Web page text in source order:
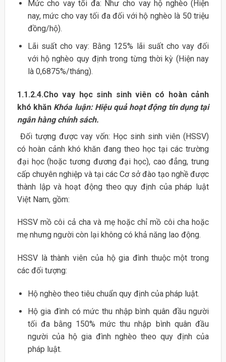
Mức cho vay tối đa: Như cho vay hộ nghèo (Hiện
nay, mức cho vay tối đa đối với hộ nghèo là 50 triệu
đồng/hộ).
Lãi suất cho vay: Bằng 125% lãi suất cho vay đối
với hộ nghèo quy định trong từng thời kỳ (Hiện nay
là 0,6875%/tháng).
1.1.2.4.Cho vay học sinh sinh viên có hoàn cảnh
khó khăn Khóa luận: Hiệu quả hoạt động tín dụng tại
ngân hàng chính sách.
Đối tượng được vay vốn: Học sinh sinh viên (HSSV)
có hoàn cảnh khó khăn đang theo học tại các trường
đại học (hoặc tương đương đại học), cao đẳng, trung
cấp chuyên nghiệp và tại các Cơ sở đào tạo nghề được
thành lập và hoạt động theo quy định của pháp luật
Việt Nam, gồm:
HSSV mồ côi cả cha và mẹ hoặc chỉ mồ côi cha hoặc
mẹ nhưng người còn lại không có khả năng lao động.
HSSV là thành viên của hộ gia đình thuộc một trong
các đối tượng:
Hộ nghèo theo tiêu chuẩn quy định của pháp luật.
Hộ gia đình có mức thu nhập bình quân đầu người
tối đa bằng 150% mức thu nhập bình quân đầu
người của hộ gia đình nghèo theo quy định của
pháp luật.